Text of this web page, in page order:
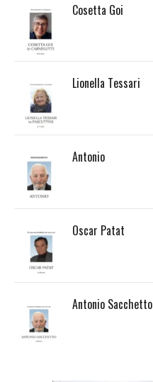
Cosetta Goi
Lionella Tessari
Antonio
Oscar Patat
Antonio Sacchetto